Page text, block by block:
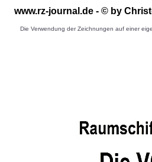
www.rz-journal.de - © by
Die Verwendung der Zeichnungen auf einer